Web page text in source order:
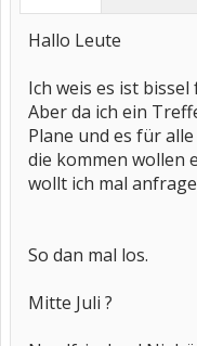
Hallo Leute
Ich weis es ist bissel
Aber da ich ein
Plane und es für alle
die kommen wollen
wollt ich mal
So dan mal los.
Mitte Juli ?